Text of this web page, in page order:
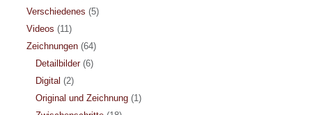
Verschiedenes (5)
Videos (11)
Zeichnungen(64)
Detailbilder(6)
Digital (2)
Original und Zeichnung(1)